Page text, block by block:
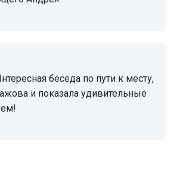
и показала удивительные